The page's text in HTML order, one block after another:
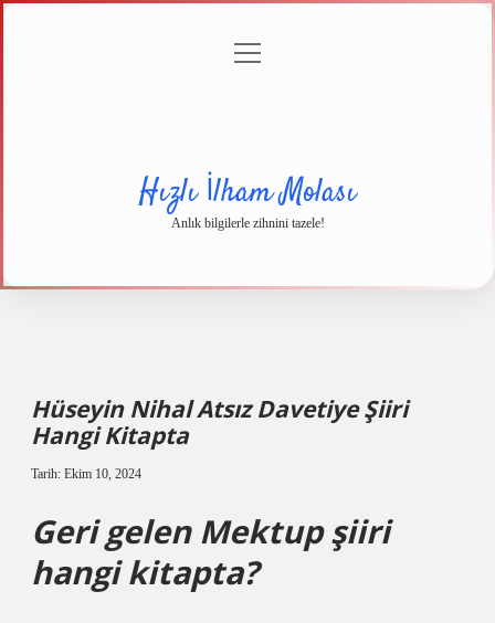
menüyü
Hızlı İlham Molası
Anlık bilgilerle zihnini tazele!
Hüseyin Nihal Atsız Davetiye Şiiri
Hangi Kitapta
Tarih: Ekim 10, 2024
Geri gelen Mektup şiiri
hangi kitapta?